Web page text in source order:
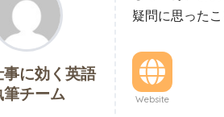
に効く英語
筆チーム
疑問に思った
Website